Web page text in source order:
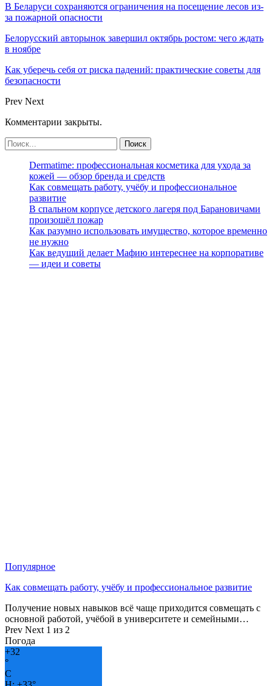
В Беларуси сохраняются ограничения на посещение лесов из-
за пожарной опасности
Белорусский авторынок завершил октябрь ростом: чего ждать
в ноябре
Как уберечь себя от риска падений: практические советы для
безопасности
Prev Next
Комментарии закрыты.
Dermatime: профессиональная косметика для ухода за
кожей — обзор бренда и средств
Как совмещать работу, учёбу и профессиональное
развитие
В спальном корпусе детского лагеря под Барановичами
произошёл пожар
Как разумно использовать имущество, которое временно
не нужно
Как ведущий делает Мафию интереснее на корпоративе
— идеи и советы
Популярное
Как совмещать работу, учёбу и профессиональное развитие
Получение новых навыков всё чаще приходится совмещать с
основной работой, учёбой в университете и семейными…
Prev Next 1 из 2
Погода
+32
°
C